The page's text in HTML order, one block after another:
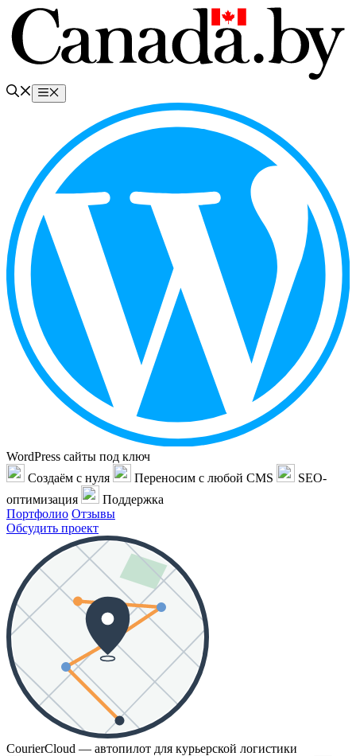
Перейти
содержимому
Меню
WordPress сайты под ключ
Создаём с нуля
Переносим с любой CMS
SEO-
оптимизация
Поддержка
Портфолио Отзывы
Обсудить проект
CourierCloud — автопилот для курьерской логистики